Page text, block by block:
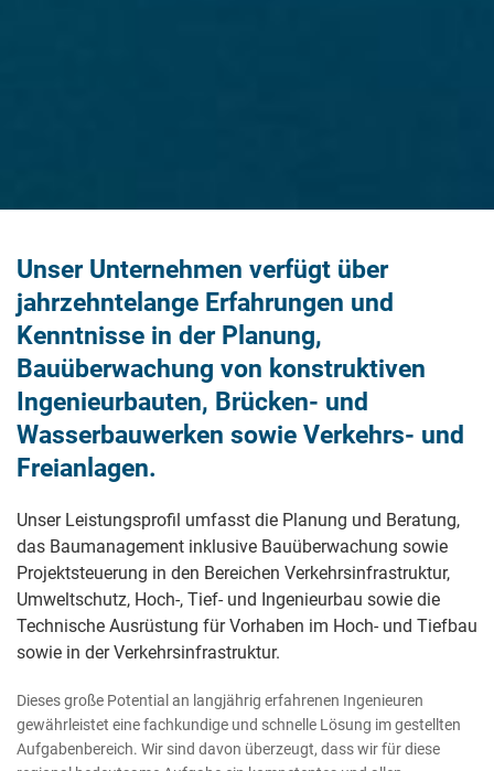
Unser Unternehmen verfügt über
jahrzehntelange Erfahrungen und
Kenntnisse in der Planung,
Bauüberwachung von konstruktiven
Ingenieurbauten, Brücken- und
Wasserbauwerken sowie Verkehrs- und
Freianlagen.
Unser Leistungsprofil umfasst die Planung und Beratung,
das Baumanagement inklusive Bauüberwachung sowie
Projektsteuerung in den Bereichen Verkehrsinfrastruktur,
Umweltschutz, Hoch-, Tief- und Ingenieurbau sowie die
Technische Ausrüstung für Vorhaben im Hoch- und Tiefbau
sowie in der Verkehrsinfrastruktur.
Dieses große Potential an langjährig erfahrenen Ingenieuren
gewährleistet eine fachkundige und schnelle Lösung im gestellten
Aufgabenbereich. Wir sind davon überzeugt, dass wir für diese